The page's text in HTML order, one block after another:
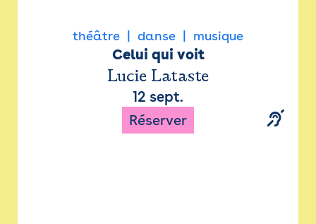
théâtre danse musique
Celui qui voit
Lucie Lataste
12 sept.
Réserver